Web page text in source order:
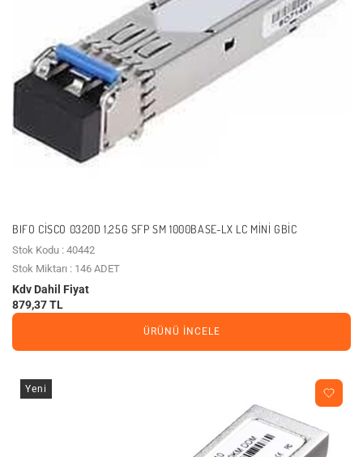
BIFO CISCO 0320D 1,25G SFP SM 1000BASE-LX LC MINI GBIC
Stok Kodu : 40442
Stok Miktarı : 146 ADET
Kdv Dahil Fiyat
879,37 TL
ÜRÜNÜ İNCELE
Yeni